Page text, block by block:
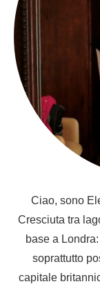
Ciao, sono
Cresciuta tra
base a
soprattutto
capitale